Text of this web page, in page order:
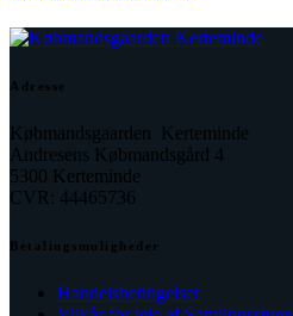
Adresse
Købmandsgaarden Kerteminde
Andresens Købmandsgård 4
5300 Kerteminde
CVR: 44465736
Betalingsmuligheder
Handelsbetingelser